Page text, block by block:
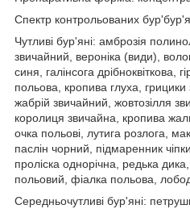
Спектр контрольованих
Чутливі бур'яні: амброзія
звичайний, вероніка (види),
синя, галінсога дрібноквіткова,
польова, кропива глуха,
жабрій звичайний, жовтозілля
королиця звичайна, кропива
очка польові, лутига розлога,
паслін чорний, підмаренник
проліска однорічна, редька
польовий, фіалка польова,
Середньочутливі бур'яні: